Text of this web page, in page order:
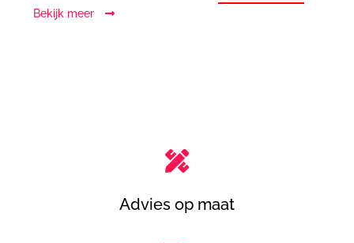
Bekijk meer

Advies op maat